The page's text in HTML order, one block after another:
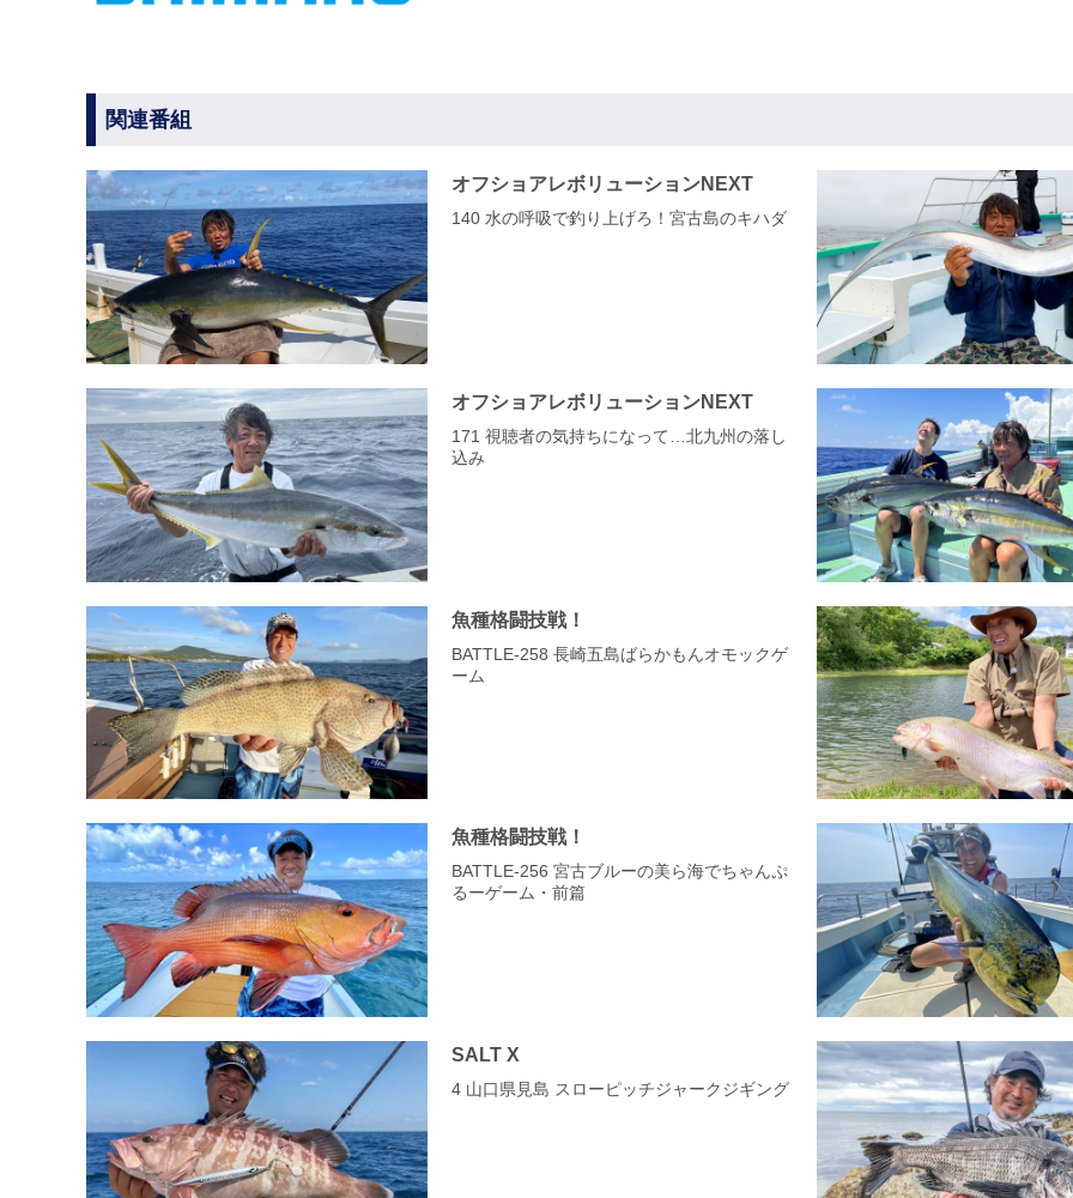
関連番組
オフショアレボリューションNEXT
140 水の呼吸で釣り上げろ！宮古島のキハダ
オフショアレボリューションNEXT
171 視聴者の気持ちになって…北九州の落し
込み
魚種格闘技戦！
BATTLE-258 長崎五島ばらかもんオモックゲ
ーム
魚種格闘技戦！
BATTLE-256 宮古ブルーの美ら海でちゃんぷ
るーゲーム・前篇
SALT X
4 山口県見島 スローピッチジャークジギング